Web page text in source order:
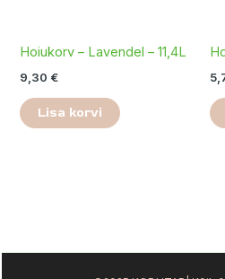
Hoiukorv – Lavendel – 11,4L
9,30 €
Lisa korvi